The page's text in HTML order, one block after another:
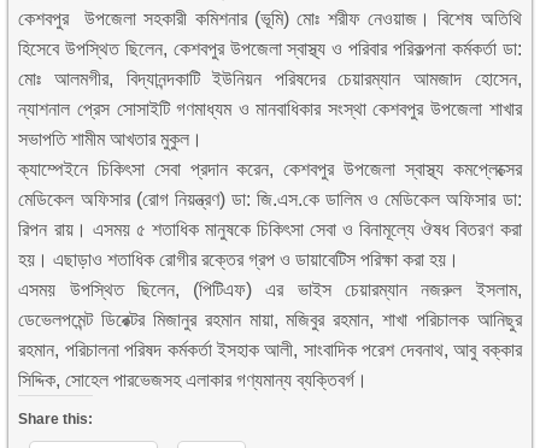
কেশবপুর উপজেলা সহকারী কমিশনার (ভূমি) মোঃ শরীফ নেওয়াজ। বিশেষ অতিথি
হিসেবে উপস্থিত ছিলেন, কেশবপুর উপজেলা স্বাস্থ্য ও পরিবার পরিকল্পনা কর্মকর্তা ডা:
মোঃ আলমগীর, বিদ্যানন্দকাটি ইউনিয়ন পরিষদের চেয়ারম্যান আমজাদ হোসেন,
ন্যাশনাল প্রেস সোসাইটি গণমাধ্যম ও মানবাধিকার সংস্থা কেশবপুর উপজেলা শাখার
সভাপতি শামীম আখতার মুকুল।
ক্যাম্পেইনে চিকিৎসা সেবা প্রদান করেন, কেশবপুর উপজেলা স্বাস্থ্য কমপ্লেক্সের
মেডিকেল অফিসার (রোগ নিয়ন্ত্রণ) ডা: জি.এস.কে ডালিম ও মেডিকেল অফিসার ডা:
রিপন রায়। এসময় ৫ শতাধিক মানুষকে চিকিৎসা সেবা ও বিনামূল্যে ঔষধ বিতরণ করা
হয়। এছাড়াও শতাধিক রোগীর রক্তের গ্রপ ও ডায়াবেটিস পরিক্ষা করা হয়।
এসময় উপস্থিত ছিলেন, (পিটিএফ) এর ভাইস চেয়ারম্যান নজরুল ইসলাম,
ডেভেলপমেন্ট ডিরেক্টর মিজানুর রহমান মায়া, মজিবুর রহমান, শাখা পরিচালক আনিছুর
রহমান, পরিচালনা পরিষদ কর্মকর্তা ইসহাক আলী, সাংবাদিক পরেশ দেবনাথ, আবু বক্কার
সিদ্দিক, সোহেল পারভেজসহ এলাকার গণ্যমান্য ব্যক্তিবর্গ।
Share this: